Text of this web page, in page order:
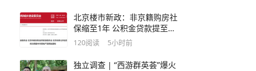
北京楼市新政：非京籍购房社
保缩至1年 公积金贷款提至
340万
120阅读 5小时前
独立调查 | “西游群英荟”爆火